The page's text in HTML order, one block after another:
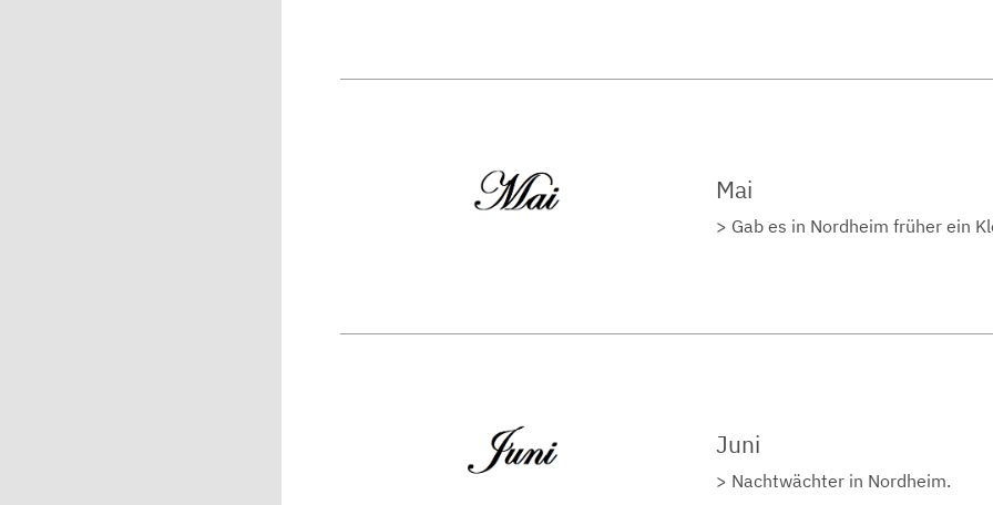
Mai
Gab es in Nordheim früher ein
Juni
Nachtwächter in Nordheim.